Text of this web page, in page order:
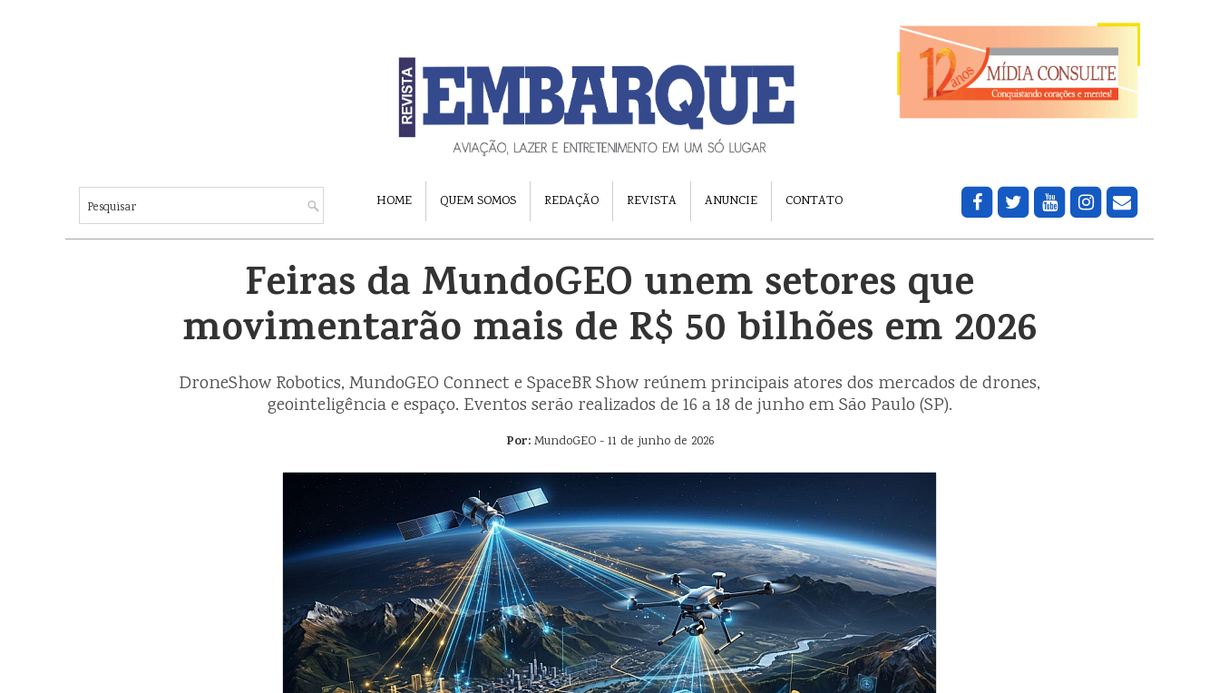
HOME QUEM SOMOS REDAÇÃO REVISTA ANUNCIE CONTATO
Feiras da MundoGEO unem setores que
movimentarão mais de R$ 50 bilhões em 2026
DroneShow Robotics, MundoGEO Connect e SpaceBR Show reúnem principais atores dos mercados de drones,
geointeligência e espaço. Eventos serão realizados de 16 a 18 de junho em São Paulo (SP).
Por:MundoGEO - 11 de junho de 2026